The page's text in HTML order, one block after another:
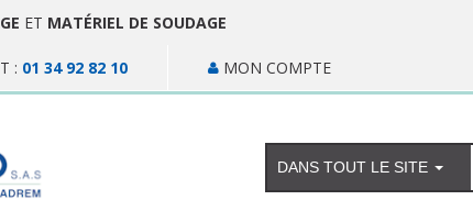
ET MATÉRIEL DE SOUDAGE
: 01 34 92 82 10 MON COMPTE
DANS TOUT LE SITE